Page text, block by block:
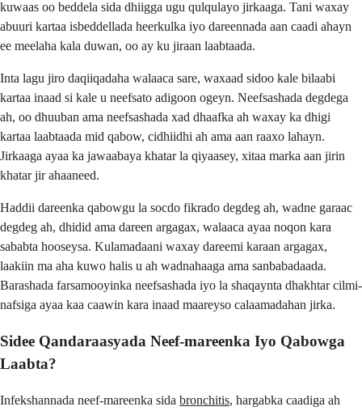
kuwaas oo beddela sida dhiigga ugu qulqulayo jirkaaga. Tani waxay
abuuri kartaa isbeddellada heerkulka iyo dareennada aan caadi ahayn
ee meelaha kala duwan, oo ay ku jiraan laabtaada.
Inta lagu jiro daqiiqadaha walaaca sare, waxaad sidoo kale bilaabi
kartaa inaad si kale u neefsato adigoon ogeyn. Neefsashada degdega
ah, oo dhuuban ama neefsashada xad dhaafka ah waxay ka dhigi
kartaa laabtaada mid qabow, cidhiidhi ah ama aan raaxo lahayn.
Jirkaaga ayaa ka jawaabaya khatar la qiyaasey, xitaa marka aan jirin
khatar jir ahaaneed.
Haddii dareenka qabowgu la socdo fikrado degdeg ah, wadne garaac
degdeg ah, dhidid ama dareen argagax, walaaca ayaa noqon kara
sababta hooseysa. Kulamadaani waxay dareemi karaan argagax,
laakiin ma aha kuwo halis u ah wadnahaaga ama sanbabadaada.
Barashada farsamooyinka neefsashada iyo la shaqaynta dhakhtar cilmi-
nafsiga ayaa kaa caawin kara inaad maareyso calaamadahan jirka.
Sidee Qandaraasyada Neef-mareenka Iyo Qabowga
Laabta?
Infekshannada neef-mareenka sida bronchitis, hargabka caadiga ah